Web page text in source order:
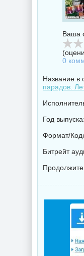
Ваша
0
Название в
парадов.
Год
Формат/
Битрейт